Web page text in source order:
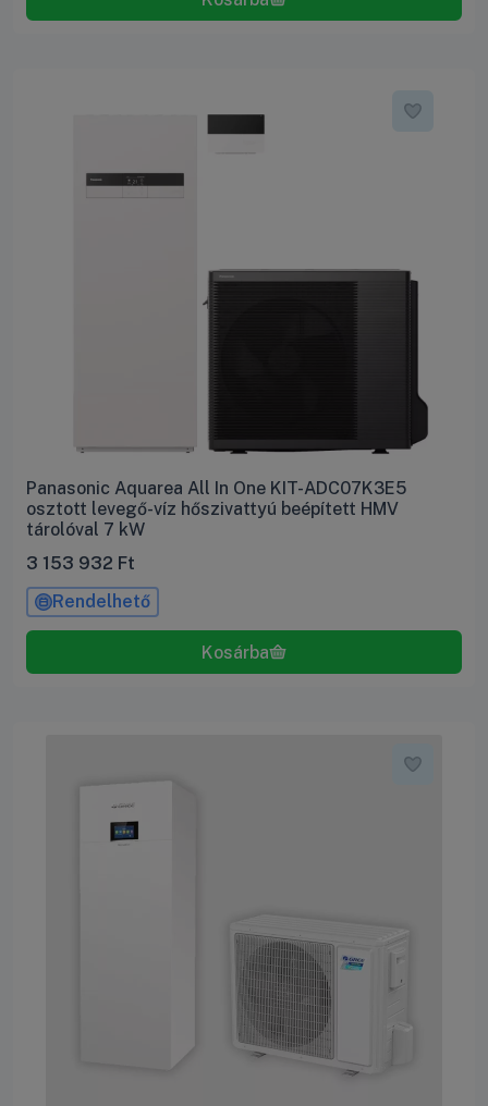
Panasonic Aquarea All In One KIT-ADC07K3E5
osztott levegő-víz hőszivattyú beépített HMV
tárolóval 7 kW
3 153 932 Ft
Rendelhető